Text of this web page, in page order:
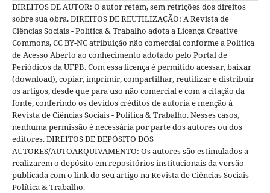
DIREITOS DE AUTOR: O autor retém, sem retrições dos direitos
sobre sua obra. DIREITOS DE REUTILIZAÇÃO: A Revista de
Ciências Sociais - Política & Trabalho adota a Licença Creative
Commons, CC BY-NC atribuição não comercial conforme a Política
de Acesso Aberto ao conhecimento adotado pelo Portal de
Periódicos da UFPB. Com essa licença é permitido acessar, baixar
(download), copiar, imprimir, compartilhar, reutilizar e distribuir
os artigos, desde que para uso não comercial e com a citação da
fonte, conferindo os devidos créditos de autoria e menção à
Revista de Ciências Sociais - Política & Trabalho. Nesses casos,
nenhuma permissão é necessária por parte dos autores ou dos
editores. DIREITOS DE DEPÓSITO DOS
AUTORES/AUTOARQUIVAMENTO: Os autores são estimulados a
realizarem o depósito em repositórios institucionais da versão
publicada com o link do seu artigo na Revista de Ciências Sociais -
Política & Trabalho.